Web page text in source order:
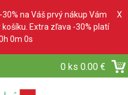
na Váš prvý nákup Vám
Extra zľava -30% platí
0m 0s
X
0 ks 0.00 €